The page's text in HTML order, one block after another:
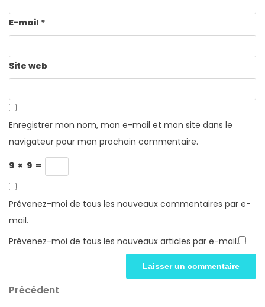
E-mail *
Site web
Enregistrer mon nom, mon e-mail et mon site dans le
navigateur pour mon prochain commentaire.
9 × 9 =
Prévenez-moi de tous les nouveaux commentaires par e-
mail.
Prévenez-moi de tous les nouveaux articles par e-mail.
Navigation
Article
Précédent